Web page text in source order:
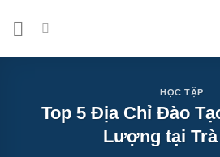
HỌC TẬP
Top 5 Địa Chỉ Đào
Lượng tại